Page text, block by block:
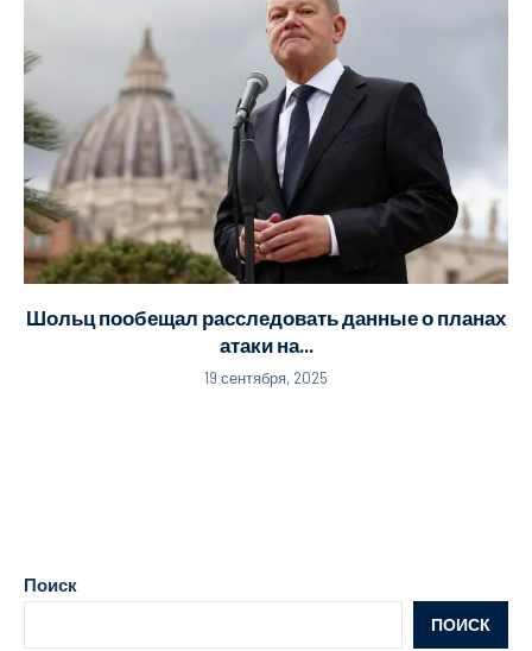
Шольц пообещал расследовать данные о планах
атаки на...
19 сентября, 2025
Поиск
ПОИСК